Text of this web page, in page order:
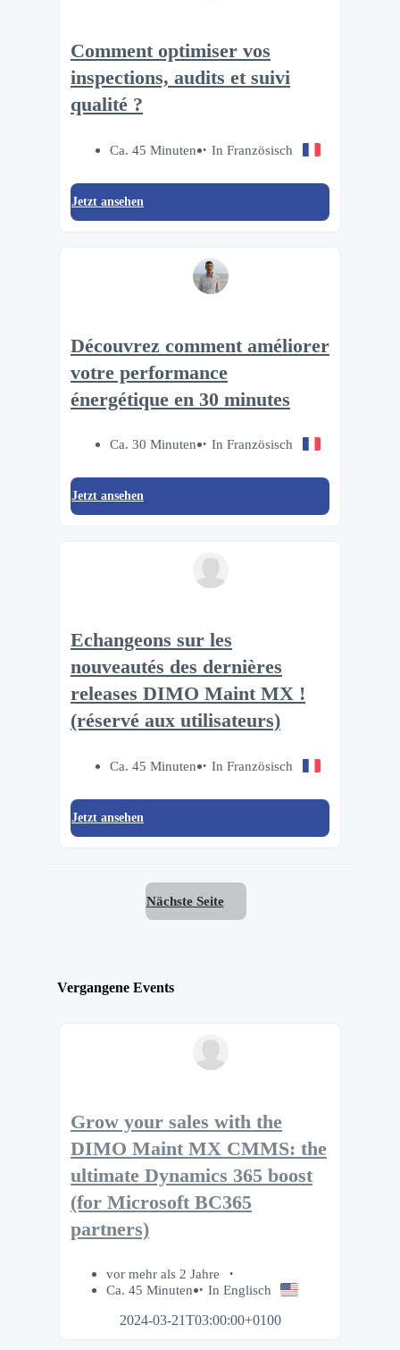
Comment optimiser vos
inspections, audits et suivi
qualité ?
Ca. 45 Minuten In Französisch
Jetzt ansehen
Découvrez comment améliorer
votre performance
énergétique en 30 minutes
Ca. 30 Minuten In Französisch
Jetzt ansehen
Echangeons sur les
nouveautés des dernières
releases DIMO Maint MX !
(réservé aux utilisateurs)
Ca. 45 Minuten In Französisch
Jetzt ansehen
Nächste Seite
Vergangene Events
Grow your sales with the
DIMO Maint MX CMMS: the
ultimate Dynamics 365 boost
(for Microsoft BC365
partners)
vor mehr als 2 Jahre
Ca. 45 Minuten
In Englisch
2024-03-21T03:00:00+0100